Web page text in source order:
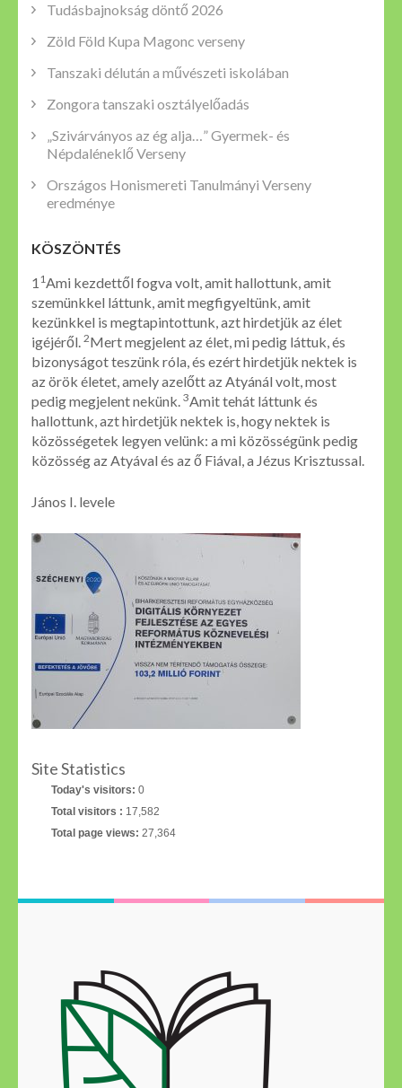
Tudásbajnokság döntő 2026
Zöld Föld Kupa Magonc verseny
Tanszaki délután a művészeti iskolában
Zongora tanszaki osztályelőadás
„Szivárványos az ég alja…” Gyermek- és
Népdaléneklő Verseny
Országos Honismereti Tanulmányi Verseny
eredménye
KÖSZÖNTÉS
1 1Ami kezdettől fogva volt, amit hallottunk, amit
szemünkkel láttunk, amit megfigyeltünk, amit
kezünkkel is megtapintottunk, azt hirdetjük az élet
igéjéről. 2Mert megjelent az élet, mi pedig láttuk, és
bizonyságot teszünk róla, és ezért hirdetjük nektek is
az örök életet, amely azelőtt az Atyánál volt, most
pedig megjelent nekünk. 3Amit tehát láttunk és
hallottunk, azt hirdetjük nektek is, hogy nektek is
közösségetek legyen velünk: a mi közösségünk pedig
közösség az Atyával és az ő Fiával, a Jézus Krisztussal.
János I. levele
Site Statistics
Today's visitors: 0
Total visitors : 17,582
Total page views: 27,364